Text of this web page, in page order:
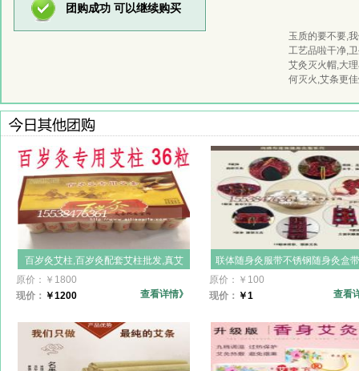
团购成功 可以继续购买
玉质的要不要,
工艺品啦干净,
艾灸灭火帽,大
何灭火,艾条更
百岁灸艾柱,百岁灸配套艾柱批发,真艾
百岁灸艾柱加工订做,艾绒柱,真艾百岁
灸配件,陈永刚三点开穴祛病,一板36粒
原价： ￥ 1800
现价： ￥1200 查看详情》
联体随身灸服带不锈钢随身灸盒
批发,纯棉背部温灸十联体,颈肩部
马夹,6联4联,三连体,单连体艾灸
原价： ￥ 100
现价： ￥1 查看